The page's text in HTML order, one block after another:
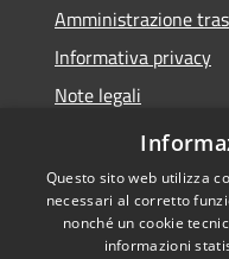
Amministrazione
Informativa privacy
Note legali
Dichiarazione di
Questo sito web utilizza
necessari al corretto
nonché un cookie
informazioni